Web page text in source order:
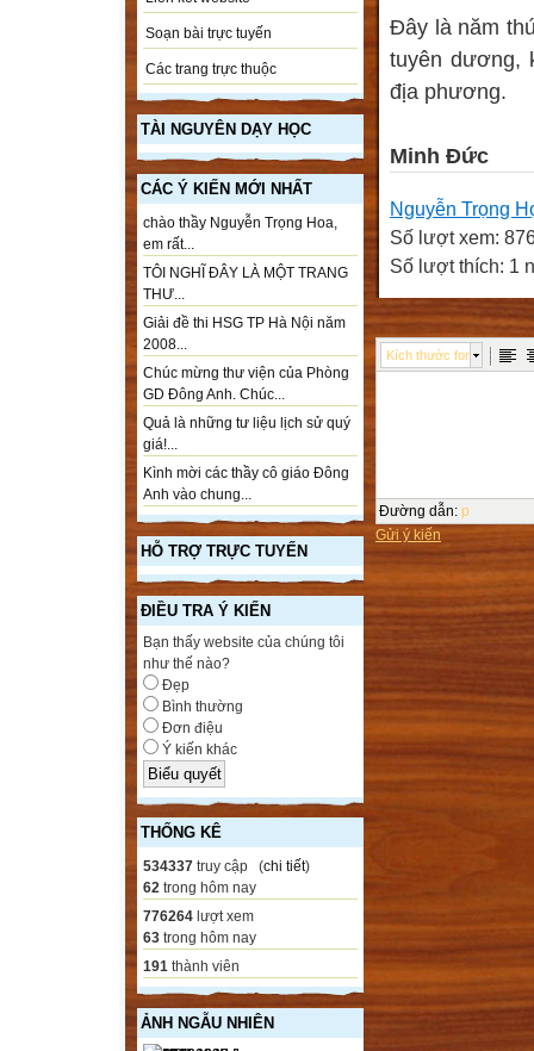
Soạn bài trực tuyến
Các trang trực thuộc
TÀI NGUYÊN DẠY HỌC
CÁC Ý KIẾN MỚI NHẤT
chào thầy Nguyễn Trọng Hoa,
em rất...
TÔI NGHĨ ĐÂY LÀ MỘT TRANG
THƯ...
Giải đề thi HSG TP Hà Nội năm
2008...
Chúc mừng thư viện của Phòng
GD Đông Anh. Chúc...
Quả là những tư liệu lịch sử quý
giá!...
Kình mời các thầy cô giáo Đông
Anh vào chung...
HỖ TRỢ TRỰC TUYẾN
ĐIỀU TRA Ý KIẾN
Bạn thấy website của chúng tôi
như thế nào?
Đẹp
Bình thường
Đơn điệu
Ý kiến khác
THỐNG KÊ
534337 truy cập (chi tiết)
62 trong hôm nay
776264 lượt xem
63 trong hôm nay
191 thành viên
ẢNH NGẪU NHIÊN
Đây là năm
tuyên dương,
địa phương.
Minh Đức
Nguyễn Trọng
Số lượt xem:
Số lượt thích: 1
Kích thước font
Đường dẫn: p
Gửi ý kiến